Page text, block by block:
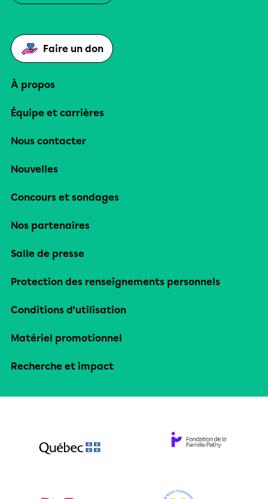
Faire un don
À propos
Équipe et carrières
Nous contacter
Nouvelles
Concours et sondages
Nos partenaires
Salle de presse
Protection des renseignements personnels
Conditions d’utilisation
Matériel promotionnel
Recherche et impact